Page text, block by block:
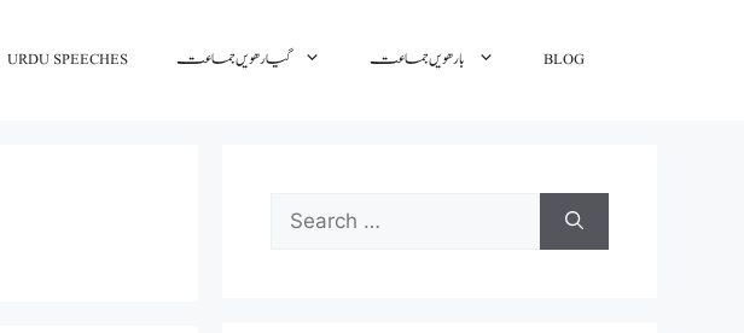
URDU SPEECHES گیارھویں جماعت بارھویں جماعت BLOG
Search
for: